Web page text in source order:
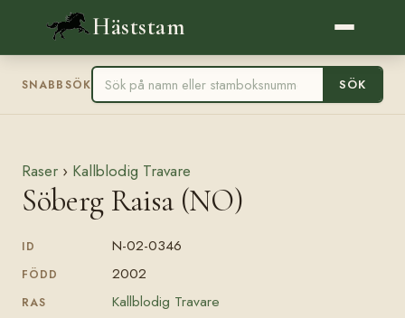
Häststam
SNABBSÖK SÖK
Raser › Kallblodig Travare
Söberg Raisa (NO)
ID N-02-0346
FÖDD 2002
RAS Kallblodig Travare